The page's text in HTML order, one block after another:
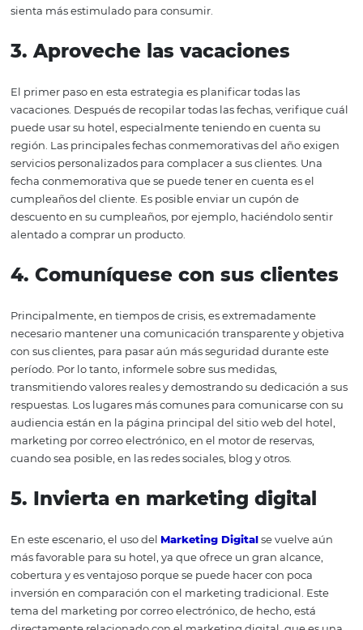
utilizarse en cualquier momento o escenario
situación económica más difícil, el cliente busca más
buen servicio y un buen precio, una buena experiencia.
industria hotelera, no es diferente. Con la disponibilidad
nuevas soluciones tecnológicas, los clientes esperan un
ágil y de calidad. Con solo unos pocos clics en la
móvil, los huéspedes pueden comparar precios,
incluso dar su opinión sobre su experiencia de
este contexto, invertir en acciones que hagan que la
del huésped sea inolvidable es esencial para que el
sienta más estimulado para consumir.
3.Aproveche las vacaciones
El primer paso en esta estrategia es planificar todas las
vacaciones. Después de recopilar todas las fechas,
puede usar su hotel, especialmente teniendo en cuenta
región. Las principales fechas conmemorativas del año
servicios personalizados para complacer a sus clientes.
cumpleaños del cliente. Es posible enviar un cupón de
alentado a comprar un producto.
4.Comuníquese con sus